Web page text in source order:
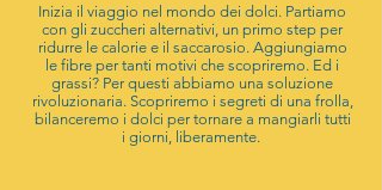
Inizia il viaggio nel mondo dei dolci. Partiamo
con gli zuccheri alternativi, un primo step per
ridurre le calorie e il saccarosio. Aggiungiamo
le fibre per tanti motivi che scopriremo. Ed i
grassi? Per questi abbiamo una soluzione
rivoluzionaria. Scopriremo i segreti di una frolla,
bilanceremo i dolci per tornare a mangiarli tutti
i giorni, liberamente.